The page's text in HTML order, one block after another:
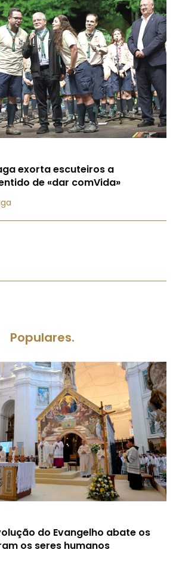
exorta escuteiros a
de «dar comVida»
Populares.
do Evangelho abate os
os seres humanos